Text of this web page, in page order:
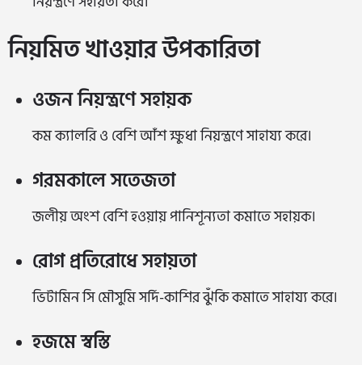
নিয়মিত খাওয়ার উপকারিতা
ওজন নিয়ন্ত্রণে সহায়ক
কম ক্যালরি ও বেশি আঁশ ক্ষুধা নিয়ন্ত্রণে সাহায্য করে।
গরমকালে সতেজতা
জলীয় অংশ বেশি হওয়ায় পানিশূন্যতা কমাতে সহায়ক।
রোগ প্রতিরোধে সহায়তা
ভিটামিন সি মৌসুমি সর্দি-কাশির ঝুঁকি কমাতে সাহায্য করে।
হজমে স্বস্তি